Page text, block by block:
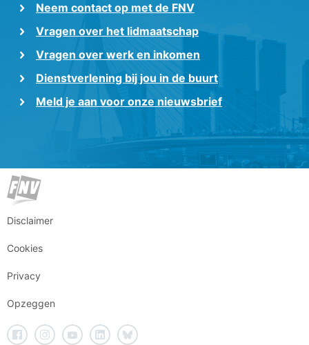
Neem contact op met de FNV
Vragen over het lidmaatschap
Vragen over werk en inkomen
Dienstverlening bij jou in de buurt
Meld je aan voor onze nieuwsbrief
Disclaimer
Cookies
Privacy
Opzeggen